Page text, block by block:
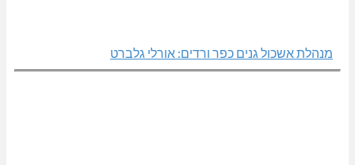
מנהלת אשכול גנים כפר ורדים: אורלי גלברט